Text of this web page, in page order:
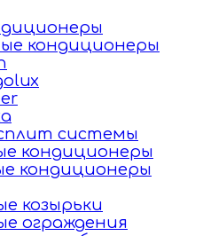
кондиционеры
системы
кондиционеры
кондиционеры
козырьки
ограждения